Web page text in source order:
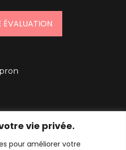
vie privée.
pour améliorer votre
ÉVALUATION